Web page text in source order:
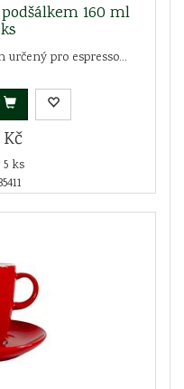
160 ml
pro espresso...
ks